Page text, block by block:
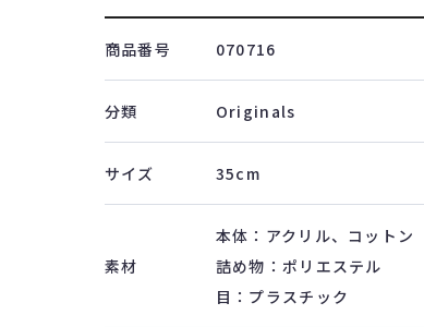
商品番号 070716
分類 Originals
サイズ 35cm
素材
本体：アクリル、コットン
詰め物：ポリエステル
目：プラスチック